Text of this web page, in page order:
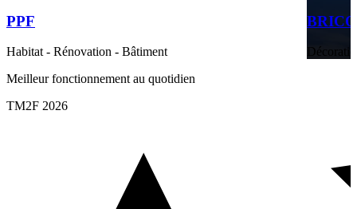
PPF
Habitat - Rénovation - Bâtiment
Meilleur fonctionnement au quotidien
TM2F 2026